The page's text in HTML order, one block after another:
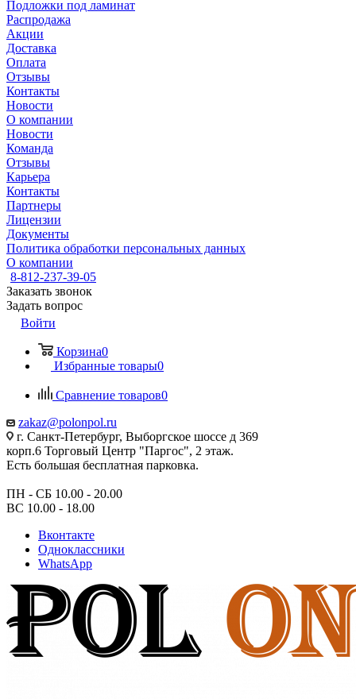
Подложки под ламинат
Распродажа
Акции
Доставка
Оплата
Отзывы
Контакты
Новости
О компании
Новости
Команда
Отзывы
Карьера
Контакты
Партнеры
Лицензии
Документы
Политика обработки персональных данных
О компании
8-812-237-39-05
Заказать звонок
Задать вопрос
Войти
Корзина0
Избранные товары0
Сравнение товаров0
zakaz@polonpol.ru
г. Санкт-Петербург, Выборгское шоссе д 369
корп.6 Торговый Центр "Паргос", 2 этаж.
Есть большая бесплатная парковка.
ПН - СБ 10.00 - 20.00
ВС 10.00 - 18.00
Вконтакте
Одноклассники
WhatsApp